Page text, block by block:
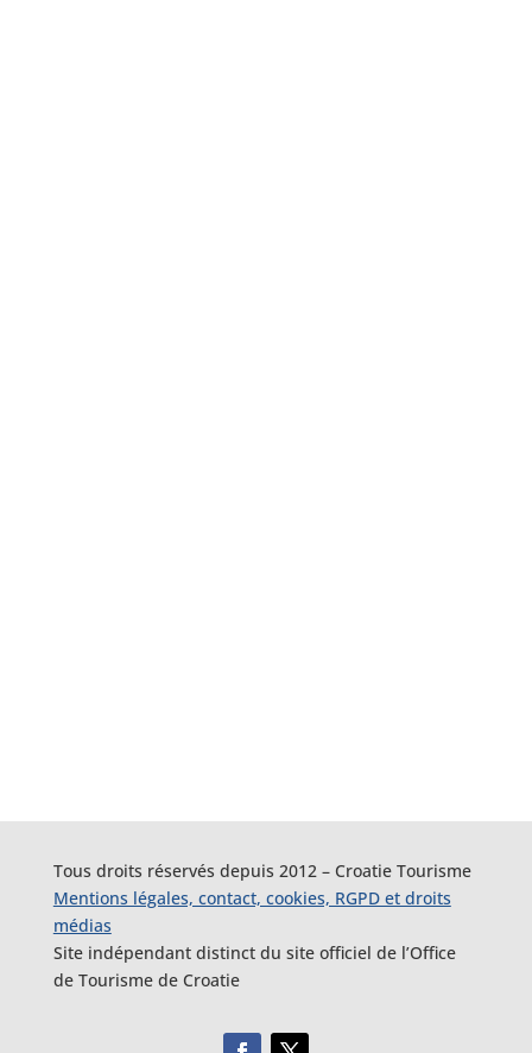
Tous droits réservés depuis 2012 – Croatie Tourisme
Mentions légales, contact, cookies, RGPD et droits
médias
Site indépendant distinct du site officiel de l’Office
de Tourisme de Croatie